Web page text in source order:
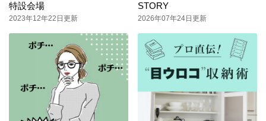
特設会場
2023年12年22日更新
STORY
2026年07年24日更新